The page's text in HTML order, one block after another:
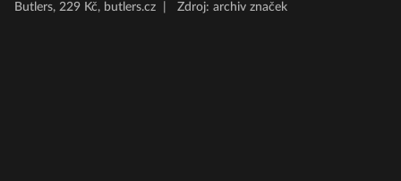
Butlers, 229 Kč, butlers.cz Zdroj: archiv značek